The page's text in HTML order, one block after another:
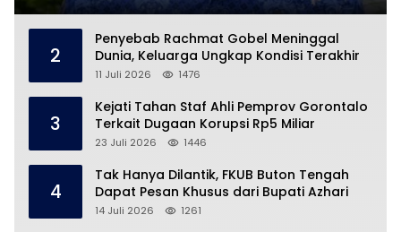
2
Penyebab Rachmat Gobel Meninggal
Dunia, Keluarga Ungkap Kondisi Terakhir
11 Juli 2026 1476
3
Kejati Tahan Staf Ahli Pemprov Gorontalo
Terkait Dugaan Korupsi Rp5 Miliar
23 Juli 2026 1446
4
Tak Hanya Dilantik, FKUB Buton Tengah
Dapat Pesan Khusus dari Bupati Azhari
14 Juli 2026 1261